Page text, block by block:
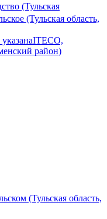
(Тульская
(Тульская область,
ITECO,
район)
(Тульская область,